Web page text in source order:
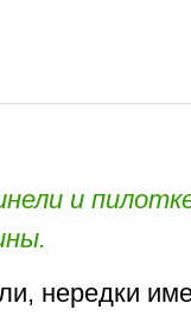
и
нередки